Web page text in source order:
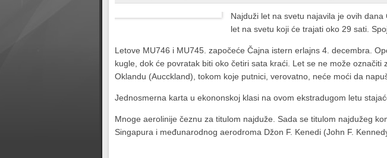
Najduži let na svetu najavila je ovih
let na svetu koji će trajati oko 29 sati.
Letove MU746 i MU745. započeće Čajna istern erlajns 4. decembra.
kugle, dok će povratak biti oko četiri sata kraći. Let se ne može
Oklandu (Aucckland), tokom koje putnici, verovatno, neće moći da
Jednosmerna karta u ekononskoj klasi na ovom ekstradugom letu
Mnoge aerolinije čeznu za titulom najduže. Sada se titulom najdužeg
Singapura i međunarodnog aerodroma Džon F. Kenedi (John F.